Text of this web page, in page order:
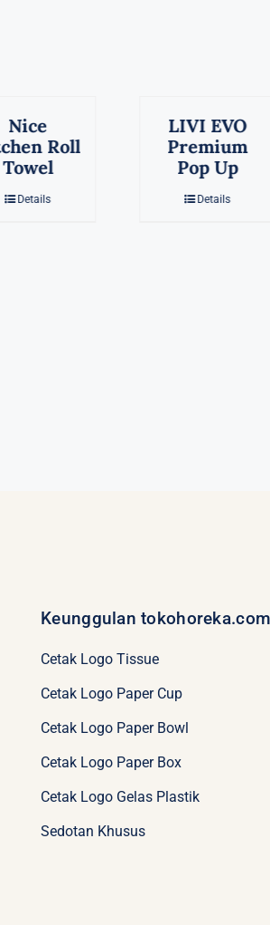
LIVI EVO
Premium
Pop Up
Details
Tissue
Cocktail
Napkin
Cetak Logo 1
Cetak Logo Paper Bowl
Cetak Logo Paper Box
Cetak Logo Gelas Plastik
Sedotan Khusus